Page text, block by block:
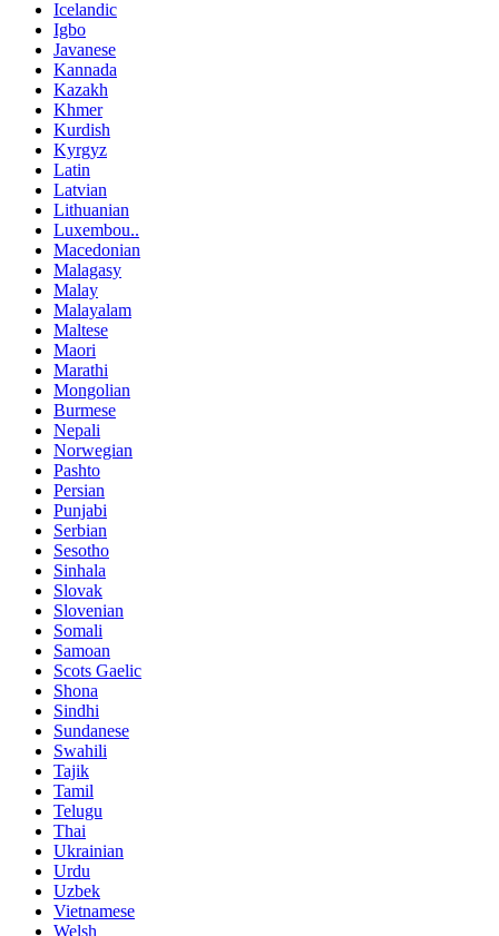
Icelandic
Igbo
Javanese
Kannada
Kazakh
Khmer
Kurdish
Kyrgyz
Latin
Latvian
Lithuanian
Luxembou..
Macedonian
Malagasy
Malay
Malayalam
Maltese
Maori
Marathi
Mongolian
Burmese
Nepali
Norwegian
Pashto
Persian
Punjabi
Serbian
Sesotho
Sinhala
Slovak
Slovenian
Somali
Samoan
Scots Gaelic
Shona
Sindhi
Sundanese
Swahili
Tajik
Tamil
Telugu
Thai
Ukrainian
Urdu
Uzbek
Vietnamese
Welsh